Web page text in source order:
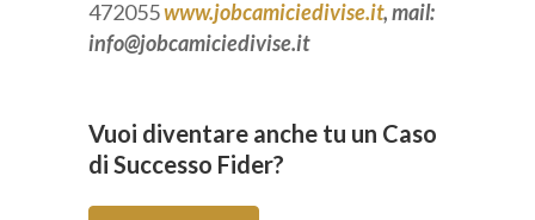
472055www.jobcamiciedivise.it, mail:
info@jobcamiciedivise.it
Vuoi diventare anche tu un Caso
di Successo Fider?